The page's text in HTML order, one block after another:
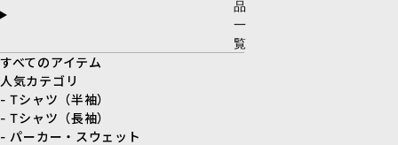
品
一
覧
すべてのアイテム
人気カテゴリ
- Tシャツ（半袖）
- Tシャツ（長袖）
- パーカー・スウェット